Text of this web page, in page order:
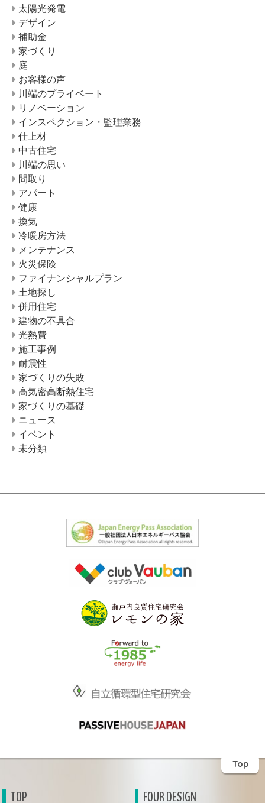
太陽光発電
デザイン
補助金
家づくり
庭
お客様の声
川端のプライベート
リノベーション
インスペクション・監理業務
仕上材
中古住宅
川端の思い
間取り
アパート
健康
換気
冷暖房方法
メンテナンス
火災保険
ファイナンシャルプラン
土地探し
併用住宅
建物の不具合
光熱費
施工事例
耐震性
家づくりの失敗
高気密高断熱住宅
家づくりの基礎
ニュース
イベント
未分類
Top
TOP FOUR DESIGN